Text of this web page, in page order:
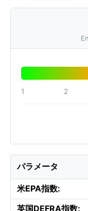
1 2
パラメータ
米EPA指数:
英国DEFRA指数: